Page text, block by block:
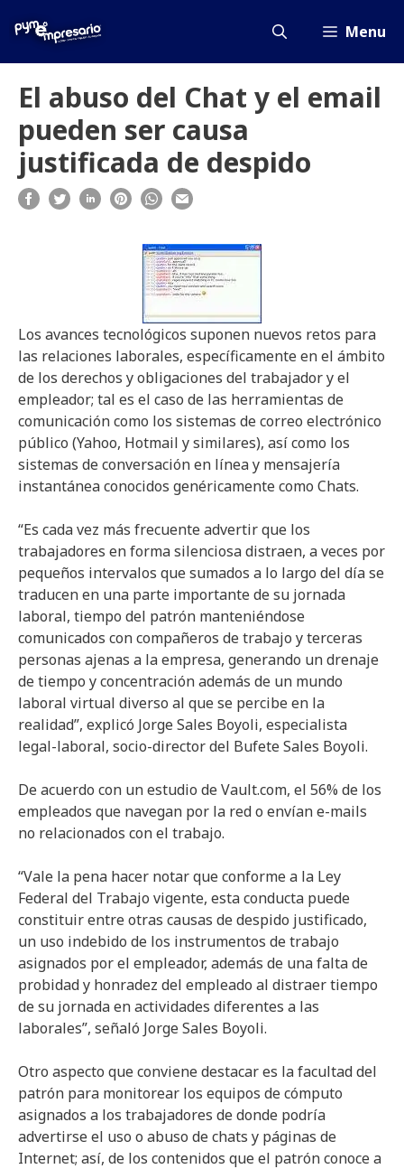
Menu
El abuso del Chat y el email
pueden ser causa
justificada de despido
Los avances tecnológicos suponen nuevos retos para
las relaciones laborales, específicamente en el ámbito
de los derechos y obligaciones del trabajador y el
empleador; tal es el caso de las herramientas de
comunicación como los sistemas de correo electrónico
público (Yahoo, Hotmail y similares), así como los
sistemas de conversación en línea y mensajería
instantánea conocidos genéricamente como Chats.
“Es cada vez más frecuente advertir que los
trabajadores en forma silenciosa distraen, a veces por
pequeños intervalos que sumados a lo largo del día se
traducen en una parte importante de su jornada
laboral, tiempo del patrón manteniéndose
comunicados con compañeros de trabajo y terceras
personas ajenas a la empresa, generando un drenaje
de tiempo y concentración además de un mundo
laboral virtual diverso al que se percibe en la
realidad”, explicó Jorge Sales Boyoli, especialista
legal-laboral, socio-director del Bufete Sales Boyoli.
De acuerdo con un estudio de Vault.com, el 56% de los
empleados que navegan por la red o envían e-mails
no relacionados con el trabajo.
“Vale la pena hacer notar que conforme a la Ley
Federal del Trabajo vigente, esta conducta puede
constituir entre otras causas de despido justificado,
un uso indebido de los instrumentos de trabajo
asignados por el empleador, además de una falta de
probidad y honradez del empleado al distraer tiempo
de su jornada en actividades diferentes a las
laborales”, señaló Jorge Sales Boyoli.
Otro aspecto que conviene destacar es la facultad del
patrón para monitorear los equipos de cómputo
asignados a los trabajadores de donde podría
advertirse el uso o abuso de chats y páginas de
Internet; así, de los contenidos que el patrón conoce a